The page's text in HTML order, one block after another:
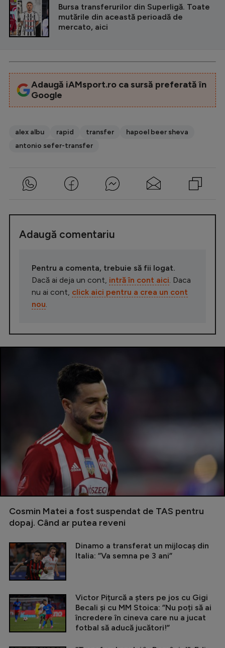
Bursa transferurilor din Superligă. Toate
mutările din această perioadă de
mercato, aici
Adaugă iAMsport.ro ca sursă preferată în
Google
alex albu rapid transfer
hapoel beer sheva
antonio sefer-transfer
Adaugă comentariu
Pentru a comenta, trebuie să fii logat.
Dacă ai deja un cont, intră în cont aici . Daca
nu ai cont, click aici pentru a crea un cont
nou
Cosmin Matei a fost suspendat de TAS pentru
dopaj. Când ar putea reveni
Dinamo a transferat un mijlocaș din
Italia: ”Va semna pe 3 ani”
Victor Pițurcă a șters pe jos cu Gigi
Becali și cu MM Stoica: ”Nu poți să ai
încredere în cineva care nu a jucat
fotbal să aducă jucători!”